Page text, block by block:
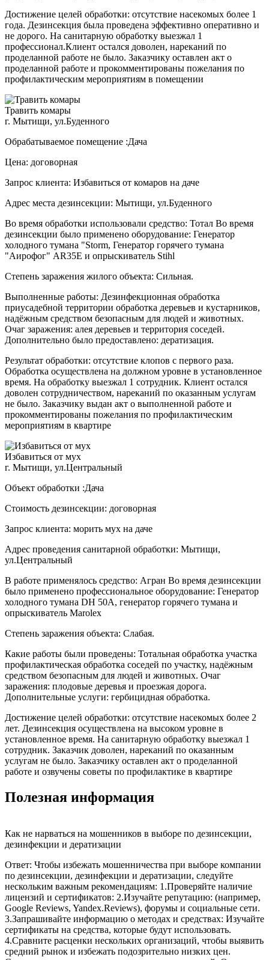
Достижение целей обработки: отсутствие насекомых более 1
года. Дезинсекция была проведена эффективно оперативно и
не дорого. На санитарную обработку выезжал 1
профессионал.Клиент остался доволен, нареканий по
проделанной работе не было. Заказчику оставлен акт о
проделанной работе и прокомментированы пожелания по
профилактическим мероприятиям в помещении
Травить комары
г. Мытищи, ул.Буденного
Обрабатываемое помещение :Дача
Цена: договорная
Запрос клиента: Избавиться от комаров на даче
Адрес места дезинсекции: Мытищи, ул.Буденного
Во время обработки использовали средство: Тотал Во время
дезинсекции было применено оборудование: Генератор
холодного тумана "Storm, Генератор горячего тумана
"Аирофог" AR35E и опрыскиватель Stihl
Степень заражения жилого объекта: Сильная.
Выполненные работы: Дезинфекционная обработка
приусадебной территории обработка деревьев и кустарников,
надёжным средством безопасным для людей и животных.
Очаг заражения: алея деревьев и территория соседей.
Дополнительно было предоставлено: дератизация.
Результат обработки: отсутствие клопов с первого раза.
Обработка осуществлена на должном уровне в установленное
время. На обработку выезжал 1 сотрудник. Клиент остался
доволен сотрудничеством, нареканий по оказанным услугам
не было. Заказчику выдан акт о выполненной работе и
прокомментированы пожелания по профилактическим
мероприятиям в квартире
Избавиться от мух
г. Мытищи, ул.Центральный
Объект обработки :Дача
Стоимость дезинсекции: договорная
Запрос клиента: морить мух на даче
Адрес проведения санитарной обработки: Мытищи,
ул.Центральный
В работе применялось средство: Агран Во время дезинсекции
было применено профессиональное оборудование: Генератор
холодного тумана DH 50A, генератор горячего тумана и
опрыскиватель Marolex
Степень заражения объекта: Слабая.
Какие работы были проведены: Тотальная обработка участка
профилактическая обработка соседей по участку, надёжным
средством безопасным для людей и животных. Очаг
заражения: плодовые деревья и проезжая дорога.
Дополнительные услуги: гербицидная обработка.
Достижение целей обработки: отсутствие насекомых более 2
лет. Дезинсекция осуществлена на высоком уровне в
установленное время. На санитарную обработку выезжал 1
сотрудник. Заказчик доволен, нареканий по оказанным
услугам не было. Заказчику оставлен акт о проделанной
работе и озвучены советы по профилактике в квартире
Полезная информация
Как не нарваться на мошенников в выборе по дезинсекции,
дезинфекции и дератизации
Ответ: Чтобы избежать мошенничества при выборе компании
по дезинсекции, дезинфекции и дератизации, следуйте
нескольким важным рекомендациям: 1.Проверяйте наличие
лицензий и сертификатов: 2.Изучайте репутацию: (например,
Google Reviews, Yandex.Reviews), форумы и социальные сети.
3.Запрашивайте информацию о методах и средствах: Изучайте
сертификаты на средства, которые будут использовать.
4.Сравните расценки нескольких организаций, чтобы выявить
средний рынок и избежать подозрительно низких цен.